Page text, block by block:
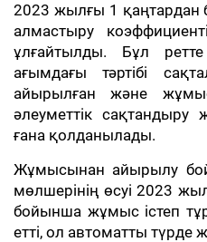
2023 жылғы 1 қаңтардан
алмастыру
ұлғайтылды. Бұл
ағымдағы тәртібі
айырылған және
әлеуметтік сақтандыру
ғана қолданылады.
Жұмысынан айырылу
мөлшерінің өсуі 2023
бойынша жұмыс істеп
етті, ол автоматты түрде